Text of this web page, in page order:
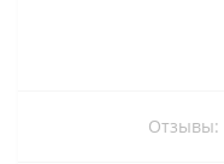
Отзывы: